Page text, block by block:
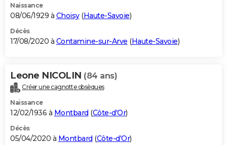
Naissance
08/06/1929 à Choisy(Haute-Savoie)
Décès
17/08/2020 à Contamine-sur-Arve (Haute-Savoie)
Leone NICOLIN (84 ans)
Créer une cagnotte obsèques
Naissance
12/02/1936 à Montbard (Côte-d'Or)
Décès
05/04/2020 à Montbard (Côte-d'Or)